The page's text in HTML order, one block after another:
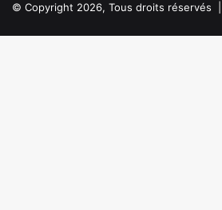
© Copyright 2026, Tous droits réservés |